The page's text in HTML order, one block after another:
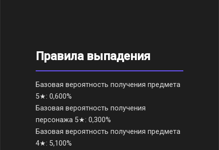
Правила выпадения
Базовая вероятность получения предмета
5★: 0,600%
Базовая вероятность получения
персонажа 5★: 0,300%
Базовая вероятность получения предмета
4★: 5,100%